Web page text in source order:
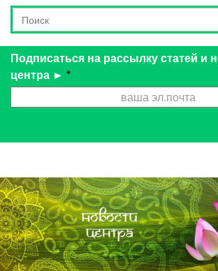
Форма поиска
Поиск
Подписаться на рассылку статей и
центра ► *